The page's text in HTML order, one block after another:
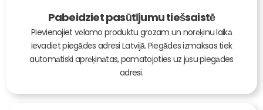
Pabeidziet pasūtījumu tiešsaistē
Pievienojiet vēlamo produktu grozam un norēķinu laikā
ievadiet piegādes adresi Latvijā. Piegādes izmaksas tiek
automātiski aprēķinātas, pamatojoties uz jūsu piegādes
adresi.